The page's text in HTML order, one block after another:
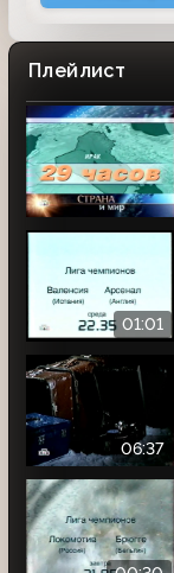
Плейлист
01:01
06:37